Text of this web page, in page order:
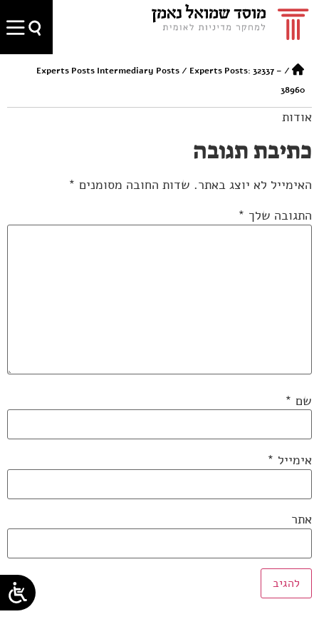
/
Experts Posts Intermediary Posts/ Experts Posts: 32337 –
38960
אודות
כתיבת תגובה
האימייל לא יוצג באתר. שדות החובה מסומנים *
התגובה שלך *
שם *
אימייל *
אתר